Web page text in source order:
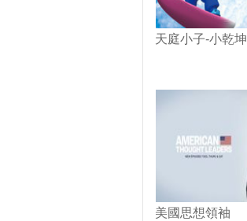
天庭小子-小乾坤
美國思想領袖